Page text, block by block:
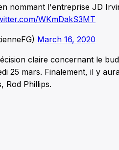
nommant l'entreprise JD
WKmDakS3MT
March 16, 2020
claire concernant le
25 mars. Finalement, il y
Rod Phillips.